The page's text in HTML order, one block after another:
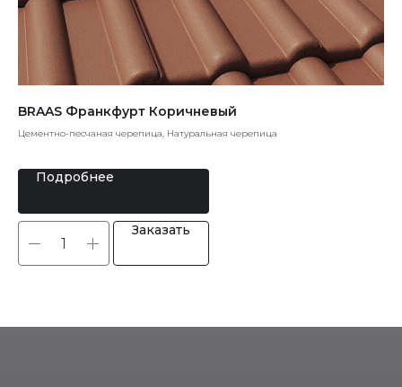
BRAAS Франкфурт Коричневый
Цементно-песчаная черепица, Натуральная черепица
Подробнее
Заказать